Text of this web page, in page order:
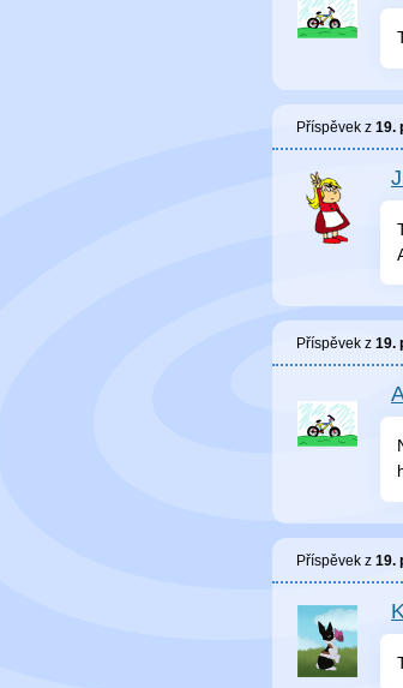
Příspěvek z 19.
Příspěvek z 19.
Příspěvek z 19.